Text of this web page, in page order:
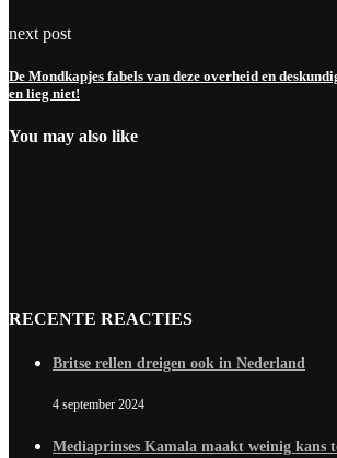
next post
De Mondkapjes fabels van deze overheid en
en lieg niet!
You may also like
RECENTE REACTIES
Britse rellen dreigen ook in Nederland
4 september 2024
Mediaprinses Kamala maakt weinig kans